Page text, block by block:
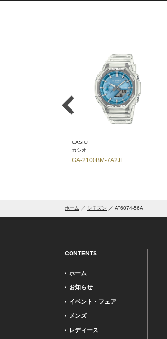
CASIO
カシオ
GA-2100BM-7A2JF
ホーム シチズン AT6074-56A
CONTENTS
ホーム
お知らせ
イベント・フェア
メンズ
レディース